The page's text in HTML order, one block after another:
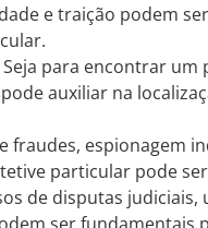
e traição podem
Seja para encontrar
auxiliar na
fraudes, espionagem
particular pode
de disputas